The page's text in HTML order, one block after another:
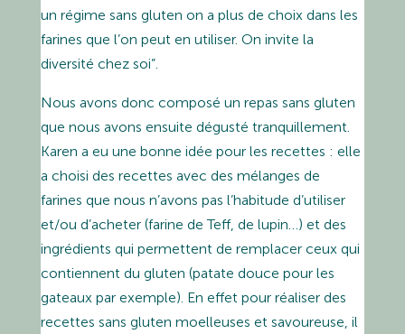
un régime sans gluten on a plus de choix dans les
farines que l’on peut en utiliser. On invite la
diversité chez soi”.
Nous avons donc composé un repas sans gluten
que nous avons ensuite dégusté tranquillement.
Karen a eu une bonne idée pour les recettes : elle
a choisi des recettes avec des mélanges de
farines que nous n’avons pas l’habitude d’utiliser
et/ou d’acheter (farine de Teff, de lupin…) et des
ingrédients qui permettent de remplacer ceux qui
contiennent du gluten (patate douce pour les
gateaux par exemple). En effet pour réaliser des
recettes sans gluten moelleuses et savoureuse, il